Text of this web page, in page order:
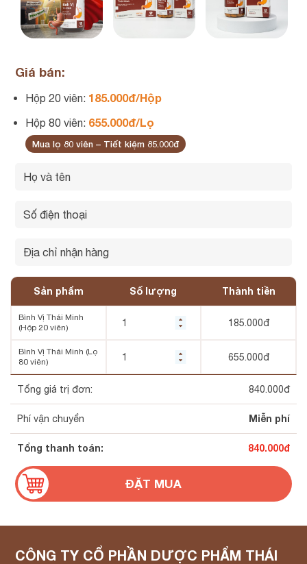
Giá bán:
Hộp 20 viên: 185.000đ/Hộp
Hộp 80 viên: 655.000đ/Lọ
Mua lọ 80 viên – Tiết kiệm 85.000đ
Sản phẩm
Bình Vị Thái Minh
(Hộp 20 viên)
Bình Vị Thái Minh (Lọ
80 viên)
Số lượng Thành tiền
185.000đ
655.000đ
Tổng giá trị đơn: 840.000đ
Phí vận chuyển Miễn phí
Tổng thanh toán: 840.000đ
CÔNG TY CỔ PHẦN DƯỢC PHẨM THÁI